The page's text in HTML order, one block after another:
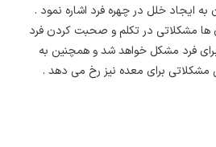
ایجاد خلل در چهره فرد اشاره نمود .
ها مشکلاتی در تکلم و صحبت کردن فرد
فرد مشکل خواهد شد و همچنین به
برای معده نیز رخ می دهد .